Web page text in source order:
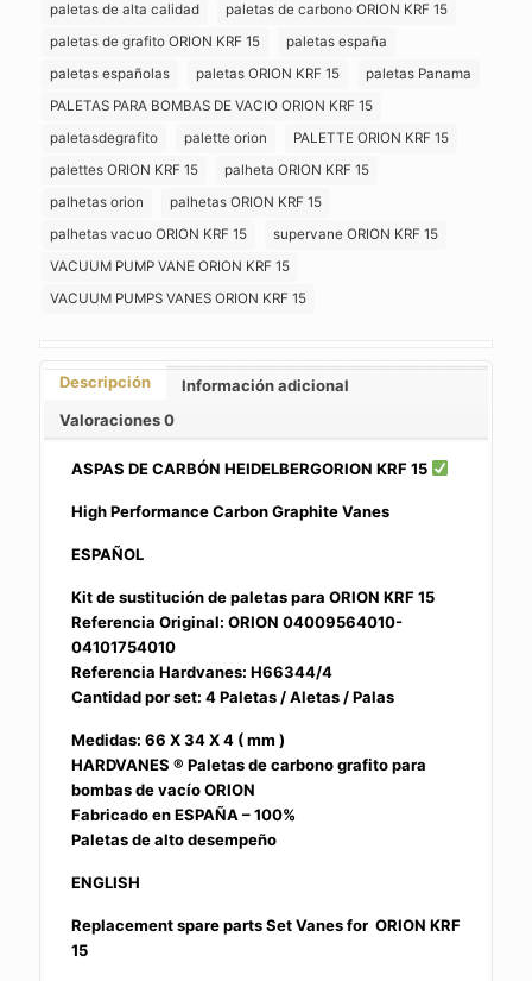
paletas de alta calidad
paletas de carbono ORION KRF 15
paletas de grafito ORION KRF 15
paletas españa
paletas españolas
paletas ORION KRF 15
paletas Panama
PALETAS PARA BOMBAS DE VACIO ORION KRF 15
paletasdegrafito
palette orion
PALETTE ORION KRF 15
palettes ORION KRF 15
palheta ORION KRF 15
palhetas orion
palhetas ORION KRF 15
palhetas vacuo ORION KRF 15
supervane ORION KRF 15
VACUUM PUMP VANE ORION KRF 15
VACUUM PUMPS VANES ORION KRF 15
Descripción
Información adicional
Valoraciones0
ASPAS DE CARBÓN HEIDELBERGORION KRF 15
High Performance Carbon Graphite Vanes
ESPAÑOL
Kit de sustitución de paletas para ORION KRF 15
Referencia Original: ORION 04009564010-
04101754010
Referencia Hardvanes: H66344/4
Cantidad por set: 4 Paletas / Aletas / Palas
Medidas: 66 X 34 X 4 ( mm )
HARDVANES ® Paletas de carbono grafito para
bombas de vacío ORION
Fabricado en ESPAÑA – 100%
Paletas de alto desempeño
ENGLISH
Replacement spare parts Set Vanes for ORION KRF
15